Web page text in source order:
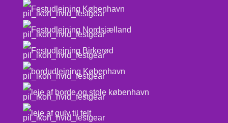
Festudlejning København
Festudlejning Nordsjælland
Festudlejning Birkerød
bordudlejning København
leje af borde og stole københavn
leje af gulv til telt